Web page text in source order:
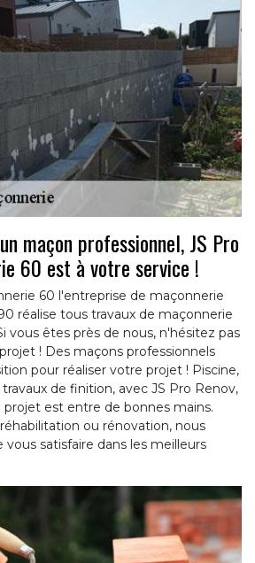
maçon professionnel, JS Pro
60 est à votre service !
60 l'entreprise de maçonnerie
réalise tous travaux de maçonnerie
vous êtes près de nous, n'hésitez pas
! Des maçons professionnels
pour réaliser votre projet ! Piscine,
de finition, avec JS Pro Renov,
est entre de bonnes mains.
ou rénovation, nous
satisfaire dans les meilleurs